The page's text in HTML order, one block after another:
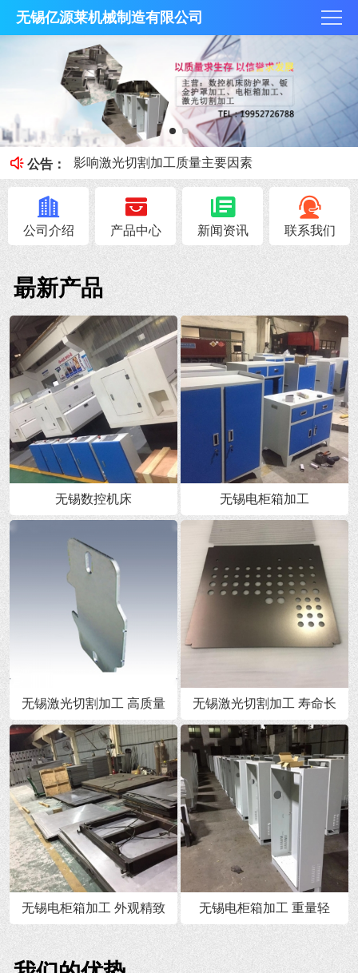
无锡亿源莱机械制造有限公司
公告：
无锡钣金防护罩加工注意事项
无锡激光切割加工技术特性！
影响激光切割加工质量主要因素
无锡数控机床防护罩给您优质的选择依据
公司介绍 产品中心 新闻资讯 联系我们
朂新产品
无锡数控机床 无锡电柜箱加工
无锡激光切割加工 高质量 无锡激光切割加工 寿命长
无锡电柜箱加工 外观精致 无锡电柜箱加工 重量轻